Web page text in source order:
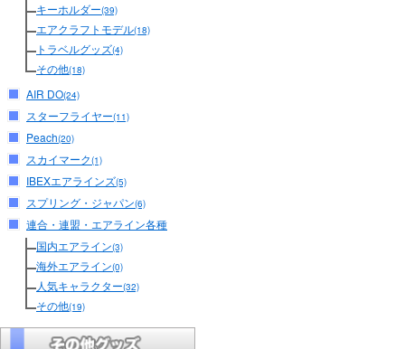
キーホルダー(39)
エアクラフトモデル(18)
トラベルグッズ(4)
その他(18)
AIR DO(24)
スターフライヤー(11)
Peach(20)
スカイマーク(1)
IBEXエアラインズ(5)
スプリング・ジャパン(6)
連合・連盟・エアライン各種
国内エアライン(3)
海外エアライン(0)
人気キャラクター(32)
その他(19)